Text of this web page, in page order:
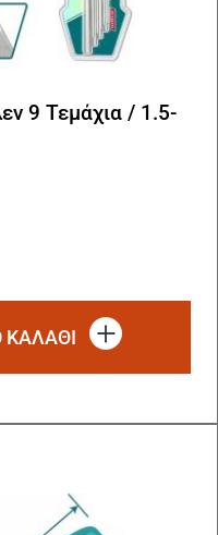
9 Τεμάχια / 1.5-